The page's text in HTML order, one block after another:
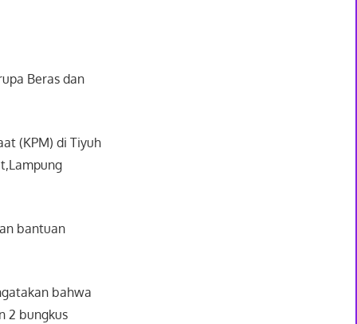
Beras dan
(KPM) di Tiyuh
bantuan
bahwa
2 bungkus